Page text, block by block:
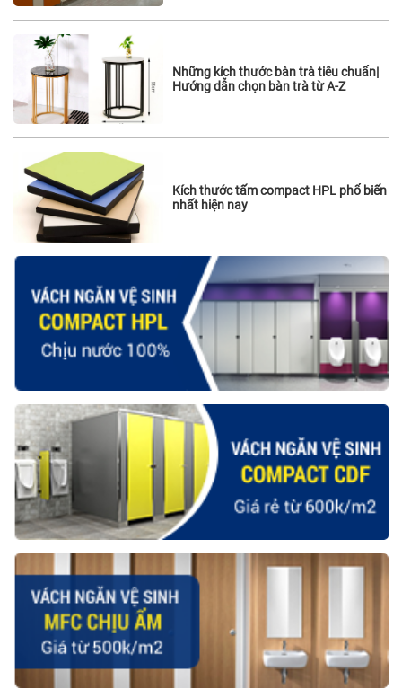
Những kích thước bàn trà tiêu chuẩn|
Hướng dẫn chọn bàn trà từ A-Z
Kích thước tấm compact HPL phổ biến
nhất hiện nay